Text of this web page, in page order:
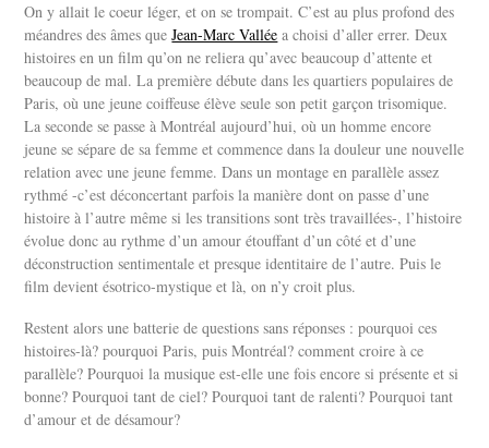
On y allait le coeur léger, et on se trompait. C’est au plus profond des
méandres des âmes queJean-Marc Vallée a choisi d’aller errer. Deux
histoires en un film qu’on ne reliera qu’avec beaucoup d’attente et
beaucoup de mal. La première débute dans les quartiers populaires de
Paris, où une jeune coiffeuse élève seule son petit garçon trisomique.
La seconde se passe à Montréal aujourd’hui, où un homme encore
jeune se sépare de sa femme et commence dans la douleur une nouvelle
relation avec une jeune femme. Dans un montage en parallèle assez
rythmé -c’est déconcertant parfois la manière dont on passe d’une
histoire à l’autre même si les transitions sont très travaillées-, l’histoire
évolue donc au rythme d’un amour étouffant d’un côté et d’une
déconstruction sentimentale et presque identitaire de l’autre. Puis le
film devient ésotrico-mystique et là, on n’y croit plus.
Restent alors une batterie de questions sans réponses : pourquoi ces
histoires-là? pourquoi Paris, puis Montréal? comment croire à ce
parallèle? Pourquoi la musique est-elle une fois encore si présente et si
bonne? Pourquoi tant de ciel? Pourquoi tant de ralenti? Pourquoi tant
d’amour et de désamour?